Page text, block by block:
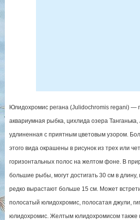
Юлидохромис регана (Julidochromis regani) —
аквариумная рыбка, цихлида озера
удлиненная с приятным цветовым узором.
этого вида окрашены в рисунок из трех или
горизонтальных полос на желтом фоне. В
большие рыбы, могут достигать 30 см в длину,
редко вырастают больше 15 см. Может
полосатый юлидохромис, полосатая джули,
юлидохромис. Желтым юлидохромисом также